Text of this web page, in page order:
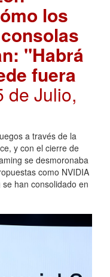
los
"Habrá
fuera
de Julio,
a través de la
y con el cierre de
se desmoronaba
como NVIDIA
han consolidado en